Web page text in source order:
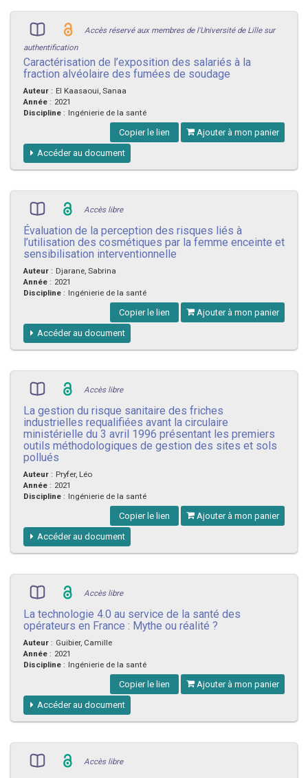
Accès réservé aux membres de l'Université de Lille sur
authentification
Caractérisation de l’exposition des salariés à la
fraction alvéolaire des fumées de soudage
Auteur : El Kaasaoui, Sanaa
Année : 2021
Discipline : Ingénierie de la santé
Copier le lien Ajouter à mon panier
Accéder au document
Accès libre
Évaluation de la perception des risques liés à
l’utilisation des cosmétiques par la femme enceinte et
sensibilisation interventionnelle
Auteur : Djarane, Sabrina
Année : 2021
Discipline : Ingénierie de la santé
Copier le lien Ajouter à mon panier
Accéder au document
Accès libre
La gestion du risque sanitaire des friches
industrielles requalifiées avant la circulaire
ministérielle du 3 avril 1996 présentant les premiers
outils méthodologiques de gestion des sites et sols
pollués
Auteur : Pryfer, Léo
Année : 2021
Discipline : Ingénierie de la santé
Copier le lien Ajouter à mon panier
Accéder au document
Accès libre
La technologie 4.0 au service de la santé des
opérateurs en France : Mythe ou réalité ?
Auteur : Guibier, Camille
Année : 2021
Discipline : Ingénierie de la santé
Copier le lien Ajouter à mon panier
Accéder au document
Accès libre